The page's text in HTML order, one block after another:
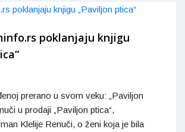
poklanjaju knjigu
prerano u svom veku: „Paviljon
u prodaji „Paviljon ptica“,
Klelije Renuči, o ženi koja je bila